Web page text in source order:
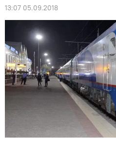
13:07 05.09.2018